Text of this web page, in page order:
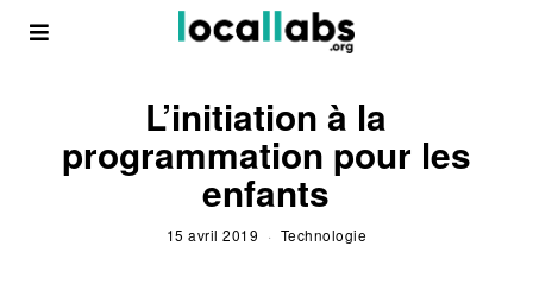
L’initiation à la
programmation pour les
enfants
15 avril 2019 Technologie